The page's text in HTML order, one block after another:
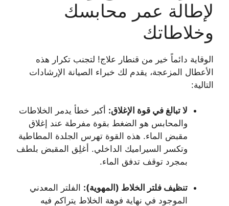
لإطالة عمر محابسك
وخلاطاتك
الوقاية دائماً خير من قنطار علاج! لتجنب تكرار هذه
الأعطال المزعجة، يقدم لك خبراء الصيانة الإرشادات
التالية:
لا تبالغ في قوة الإغلاق: أكبر خطأ يدمر الخلاطات
والمحابس هو الضغط بقوة مفرطة عند إغلاق
مقبض الماء. هذه القوة تهرس الجلدة المطاطية
وتكسر السيراميك الداخلي. أغلِق المقبض بلطف
بمجرد توقف تدفق الماء.
تنظيف فلتر الخلاط (المهوية): الفلتر المعدني
الموجود في نهاية فوهة الخلاط يتراكم فيه